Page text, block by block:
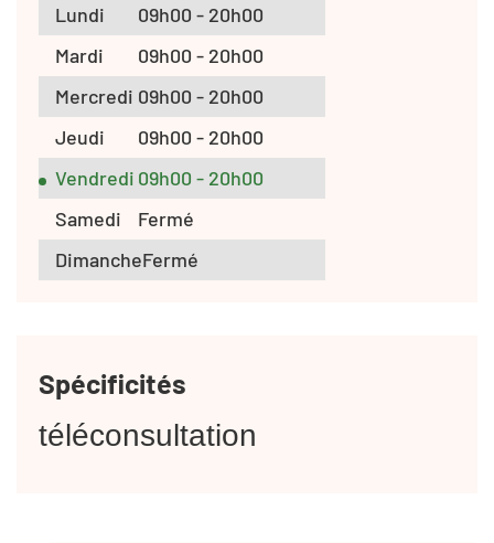
Lundi
09h00 - 20h00
Mardi
09h00 - 20h00
Mercredi 09h00 - 20h00
Jeudi
09h00 - 20h00
Vendredi 09h00 - 20h00
Samedi
Fermé
DimancheFermé
Spécificités
téléconsultation